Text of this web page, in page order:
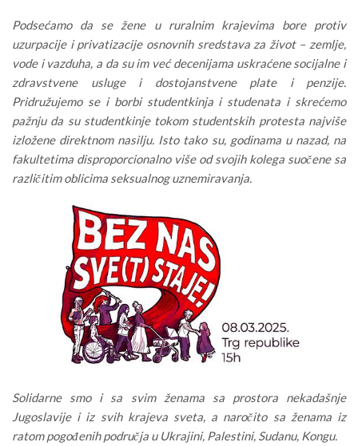
Podsećamo da se žene u ruralnim krajevima bore protiv
uzurpacije i privatizacije osnovnih sredstava za život – zemlje,
vode i vazduha, a da su im već decenijama uskraćene socijalne i
zdravstvene usluge i dostojanstvene plate i penzije.
Pridružujemo se i borbi studentkinja i studenata i skrećemo
pažnju da su studentkinje tokom studentskih protesta najviše
izložene direktnom nasilju. Isto tako su, godinama u nazad, na
fakultetima disproporcionalno više od svojih kolega suočene sa
različitim oblicima seksualnog uznemiravanja.
Solidarne smo i sa svim ženama sa prostora nekadašnje
Jugoslavije i iz svih krajeva sveta, a naročito sa ženama iz
ratom pogođenih područja u Ukrajini, Palestini, Sudanu, Kongu.